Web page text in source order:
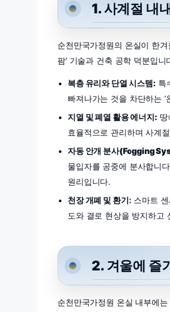
1. 사계절 내
순천만국가정원의 온실이 한
팜’ 기술과 건축 공학 덕분입니
복층 유리와 단열 시스템: 특
빠져나가는 것을 차단하는 ‘
지열 및 폐열 활용 에너지:
효율적으로 관리하며 사계
자동 안개 분사(Fogging
물입자를 공중에 분사합니
원리입니다.
천장 개폐 및 환기: 스마트
도와 결로 현상을 방지하고
2. 겨울에 즐
순천만국가정원 온실 내부에